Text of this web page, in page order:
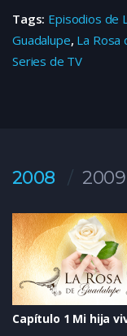
Tags: Episodios de
Guadalupe, La Rosa
Series de TV
2008 2009
Capítulo 1 Mi hija